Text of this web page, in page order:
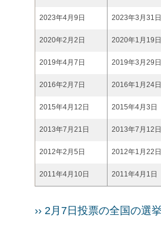
2023年4月9日 2023年3月31日
2020年2月2日 2020年1月19日
2019年4月7日 2019年3月29日
2016年2月7日 2016年1月24日
2015年4月12日 2015年4月3日
2013年7月21日 2013年7月12日
2012年2月5日 2012年1月22日
2011年4月10日 2011年4月1日
›› 2月7日投票の全国の選